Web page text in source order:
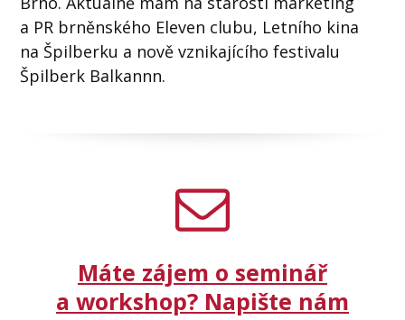
a PR brněnského Eleven clubu, Letního kina
na Špilberku a nově vznikajícího festivalu
Špilberk Balkannn.
Máte zájem o seminář
a workshop? Napište nám